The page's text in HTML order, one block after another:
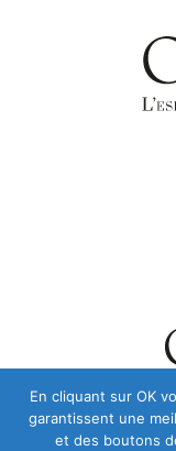
En cliquant sur OK
garantissent une
et des boutons